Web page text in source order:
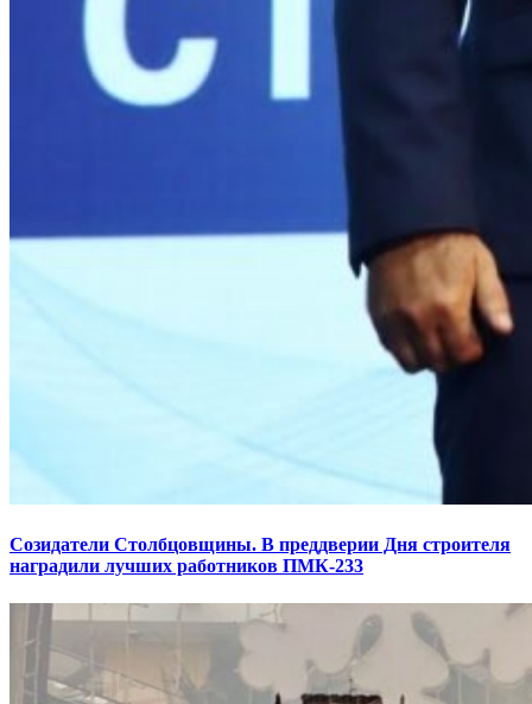
Созидатели Столбцовщины. В преддверии Дня строителя
наградили лучших работников ПМК-233